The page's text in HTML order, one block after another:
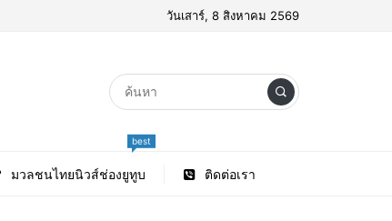
วันเสาร์, 8 สิงหาคม 2569
มวลชนไทยนิวส์ช่องยูทูบ
best
ติดต่อเรา